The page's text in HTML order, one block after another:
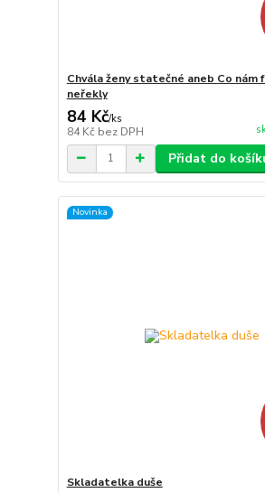
Chvála ženy statečné aneb Co nám
neřekly
84 Kč/ks
84 Kč bez DPH
Přidat do
Novinka
Skladatelka duše